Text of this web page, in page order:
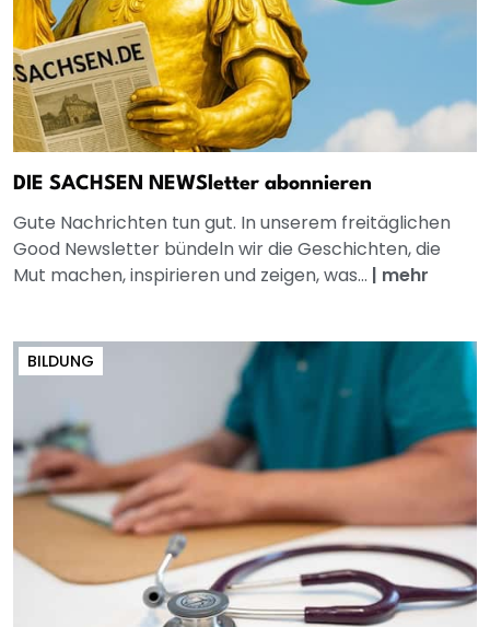
DIE SACHSEN NEWSletter abonnieren
Gute Nachrichten tun gut. In unserem freitäglichen
Good Newsletter bündeln wir die Geschichten, die
Mut machen, inspirieren und zeigen, was... | mehr
BILDUNG